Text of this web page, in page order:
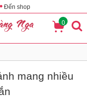
• Đến shop
0
mang nhiều